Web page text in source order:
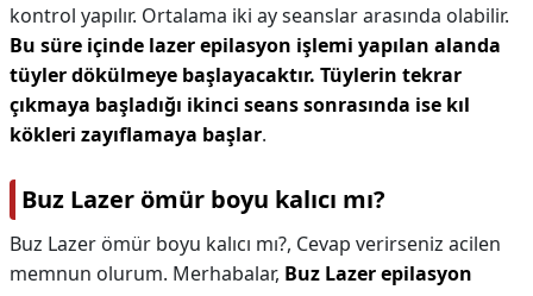
kontrol yapılır. Ortalama iki ay seanslar arasında olabilir.
Bu süre içinde lazer epilasyon işlemi yapılan alanda
tüyler dökülmeye başlayacaktır. Tüylerin tekrar
çıkmaya başladığı ikinci seans sonrasında ise kıl
kökleri zayıflamaya başlar.
Buz Lazer ömür boyu kalıcı mı?
Buz Lazer ömür boyu kalıcı mı?, Cevap verirseniz acilen
memnun olurum. Merhabalar, Buz Lazer epilasyon